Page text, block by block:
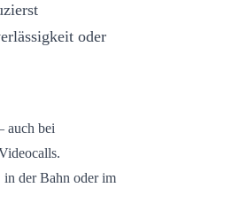
oder
auch bei
der Bahn oder im